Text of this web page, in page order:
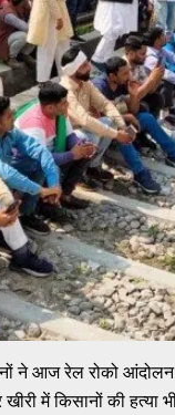
ने आज रेल रोको
में किसानों की हत्या